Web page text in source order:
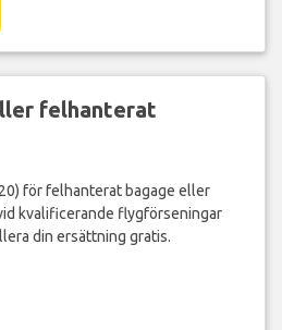
felhanterat
för felhanterat bagage eller
kvalificerande flygförseningar
din ersättning gratis.